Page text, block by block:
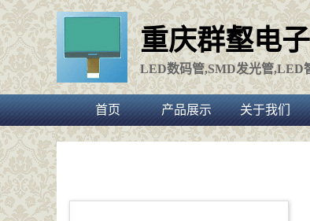
重庆群壑电
LED数码管,SMD发光管,LED
首页 产品展示 关于我们